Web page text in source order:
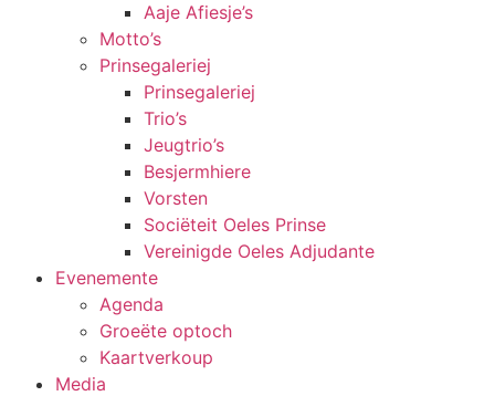
Aaje Afiesje’s
Motto’s
Prinsegaleriej
Prinsegaleriej
Trio’s
Jeugtrio’s
Besjermhiere
Vorsten
Sociëteit Oeles Prinse
Vereinigde Oeles Adjudante
Evenemente
Agenda
Groeëte optoch
Kaartverkoup
Media